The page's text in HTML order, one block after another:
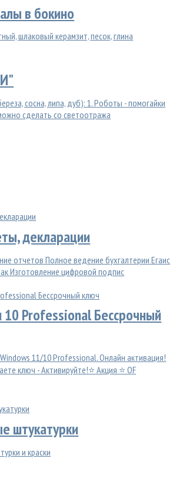
в бокино
шлаковый керамзит, песок, глина
сосна, липа, дуб): 1. Роботы - помогайки
сделать со светоотража
декларации
отчетов Полное ведение бухгалтерии Егаис
Изготовление цифровой подпис
10 Professional Бессрочный
11/10 Professional. Онлайн активация!
ключ - Активируйте!⭐ Акция ⭐ OF
штукатурки
и краски